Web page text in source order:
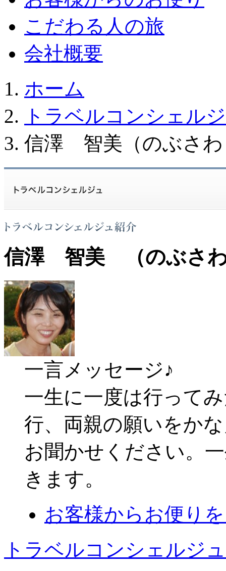
こだわる人の旅
会社概要
ホーム
トラベルコンシェル
信澤 智美（のぶさ
信澤 智美 （のぶさ
一言メッセージ♪
一生に一度は行って
行、両親の願いを
お聞かせください。
きます。
お客様からお便り
トラベルコンシェルジ